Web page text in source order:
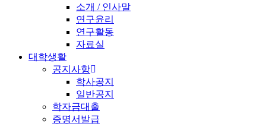
소개 / 인사말
연구윤리
연구활동
자료실
대학생활
공지사항
학사공지
일반공지
학자금대출
증명서발급